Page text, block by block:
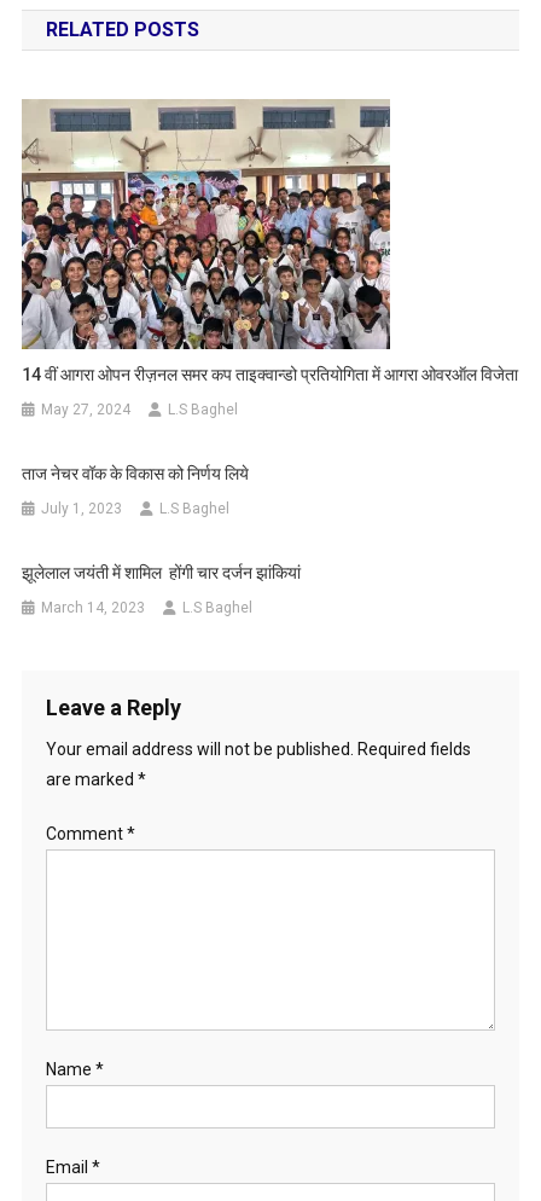
RELATED POSTS
14 वीं आगरा ओपन रीज़नल समर कप ताइक्वान्डो प्रतियोगिता में आगरा ओवरऑल विजेता
May 27, 2024 L.S Baghel
ताज नेचर वॉक के विकास को निर्णय लिये
July 1, 2023 L.S Baghel
झूलेलाल जयंती में शामिल होंगी चार दर्जन झांकियां
March 14, 2023 L.S Baghel
Leave a Reply
Your email address will not be published. Required fields
are marked *
Comment*
Name *
Email *